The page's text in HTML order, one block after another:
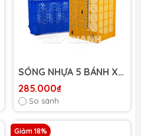
SÓNG NHỰA 5 BÁNH XE
HIỆP THÀNH
285.000₫
So sánh
Giảm 18%